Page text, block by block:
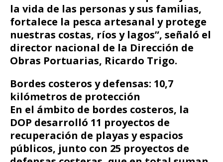
la vida de las personas y sus familias,
fortalece la pesca artesanal y protege
nuestras costas, ríos y lagos”, señaló el
director nacional de la Dirección de
Obras Portuarias, Ricardo Trigo.
Bordes costeros y defensas: 10,7
kilómetros de protección
En el ámbito de bordes costeros, la
DOP desarrolló 11 proyectos de
recuperación de playas y espacios
públicos, junto con 25 proyectos de